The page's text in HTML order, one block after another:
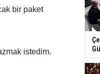
bir paket
istedim.